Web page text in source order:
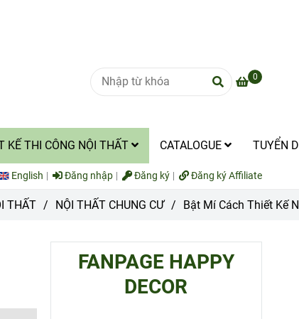
0
KẾ THI CÔNG NỘI THẤT CATALOGUE TUYỂN
English Đăng nhập Đăng ký Đăng ký Affiliate
THẤT / NỘI THẤT CHUNG CƯ / Bật Mí Cách Thiết Kế
FANPAGE HAPPY
DECOR